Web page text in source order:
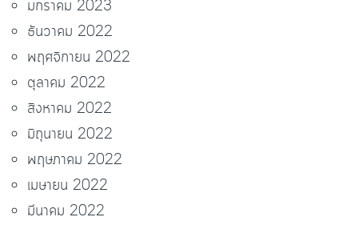
มกราคม 2023
ธันวาคม 2022
พฤศจิกายน 2022
ตุลาคม 2022
สิงหาคม 2022
มิถุนายน 2022
พฤษภาคม 2022
เมษายน 2022
มีนาคม 2022